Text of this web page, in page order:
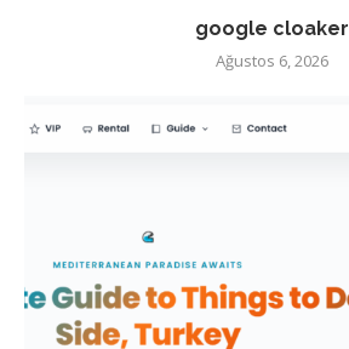
google cloaker
Ağustos 6, 2026